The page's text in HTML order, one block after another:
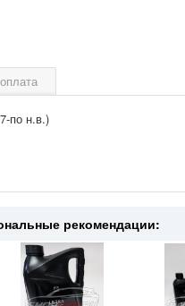
по н.в.)
рекомендации: